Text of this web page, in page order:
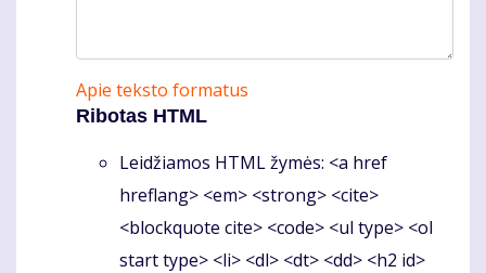
Apie teksto formatus
Ribotas HTML
Leidžiamos HTML žymės: <a href
hreflang> <em> <strong> <cite>
<blockquote cite> <code> <ul type> <ol
start type> <li> <dl> <dt> <dd> <h2 id>